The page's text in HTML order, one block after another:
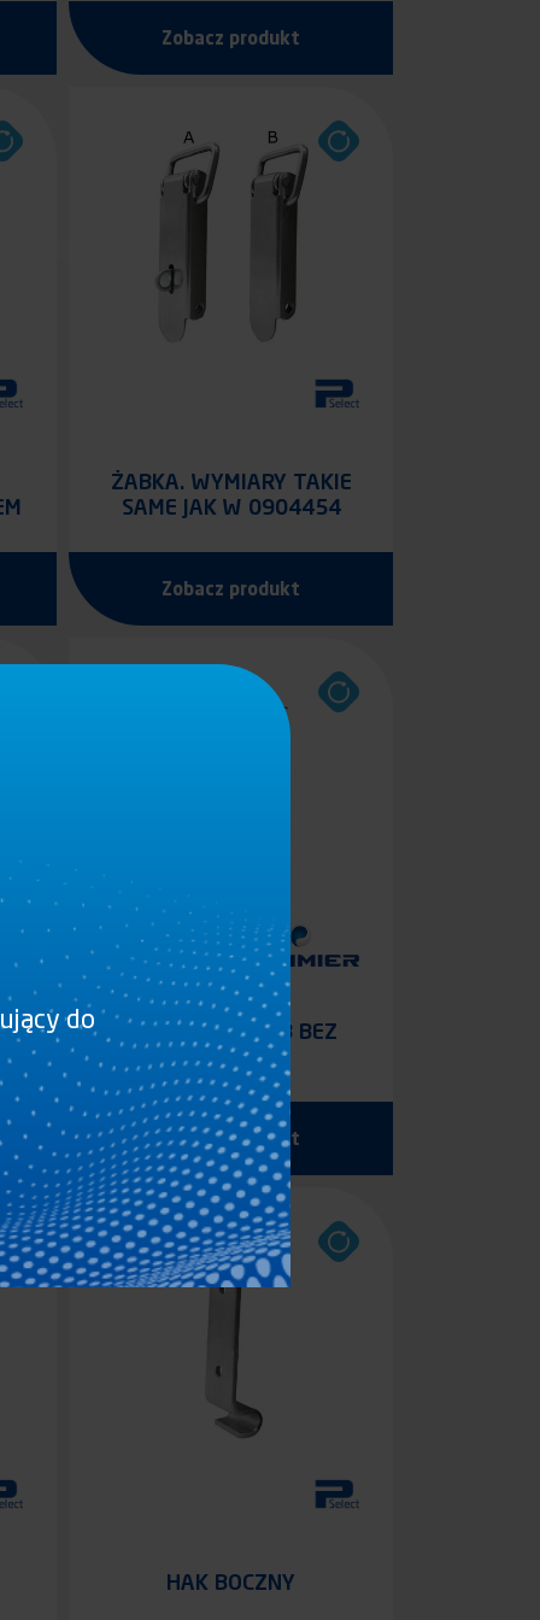
Zobacz produkt
ŻABKA. WYMIARY TAKIE
SAME JAK W 0904454
Zobacz produkt
ŻABKA Z (*) OUB BEZ
HAKA (**)
Zobacz produkt
HAK BOCZNY
do